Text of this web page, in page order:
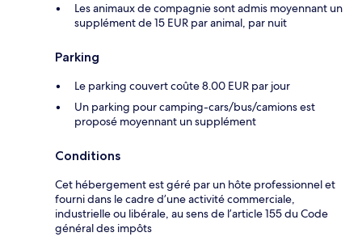
Les animaux de compagnie sont admis moyennant un
supplément de 15 EUR par animal, par nuit
Parking
Le parking couvert coûte 8.00 EUR par jour
Un parking pour camping-cars/bus/camions est
proposé moyennant un supplément
Conditions
Cet hébergement est géré par un hôte professionnel et
fourni dans le cadre d’une activité commerciale,
industrielle ou libérale, au sens de l’article 155 du Code
général des impôts